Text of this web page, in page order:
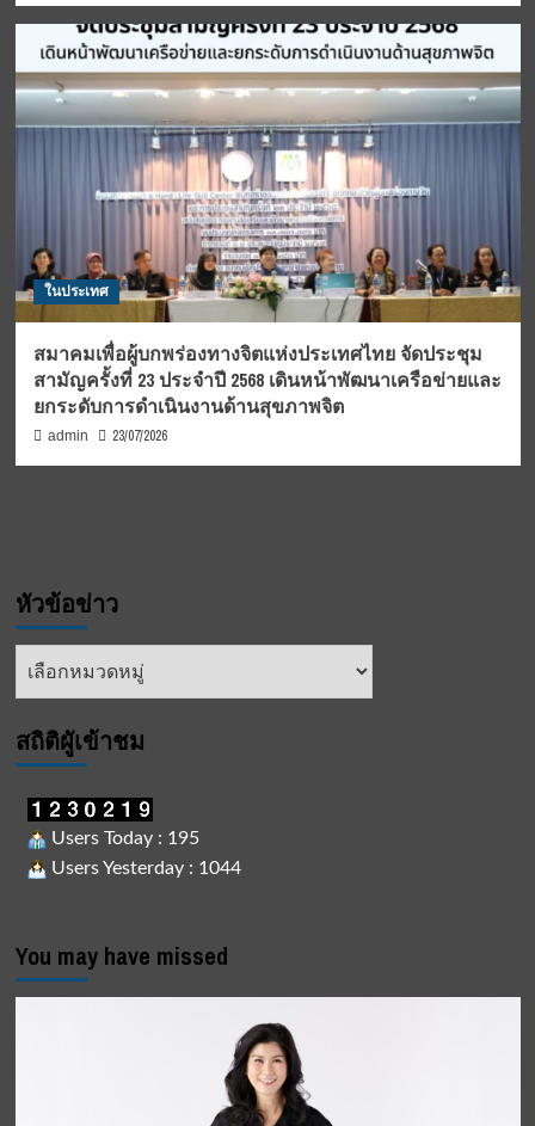
ในประเทศ
สมาคมเพื่อผู้บกพร่องทางจิตแห่งประเทศไทย จัดประชุม
สามัญครั้งที่ 23 ประจำปี 2568 เดินหน้าพัฒนาเครือข่ายและ
ยกระดับการดำเนินงานด้านสุขภาพจิต
admin 23/07/2026
หัวข้อข่าว
หัวข้อ
สถิติผูัเข้าชม
Users Today : 195
Users Yesterday : 1044
You may have missed